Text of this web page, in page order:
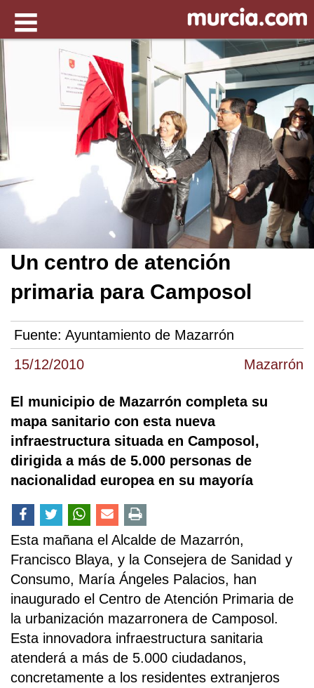
15/12/2010 Mazarrón
Un centro de atención
primaria para Camposol
Fuente: Ayuntamiento de Mazarrón
El municipio de Mazarrón completa su
mapa sanitario con esta nueva
infraestructura situada en Camposol,
dirigida a más de 5.000 personas de
nacionalidad europea en su mayoría
Esta mañana el Alcalde de Mazarrón,
Francisco Blaya, y la Consejera de Sanidad y
Consumo, María Ángeles Palacios, han
inaugurado el Centro de Atención Primaria de
la urbanización mazarronera de Camposol.
Esta innovadora infraestructura sanitaria
atenderá a más de 5.000 ciudadanos,
concretamente a los residentes extranjeros